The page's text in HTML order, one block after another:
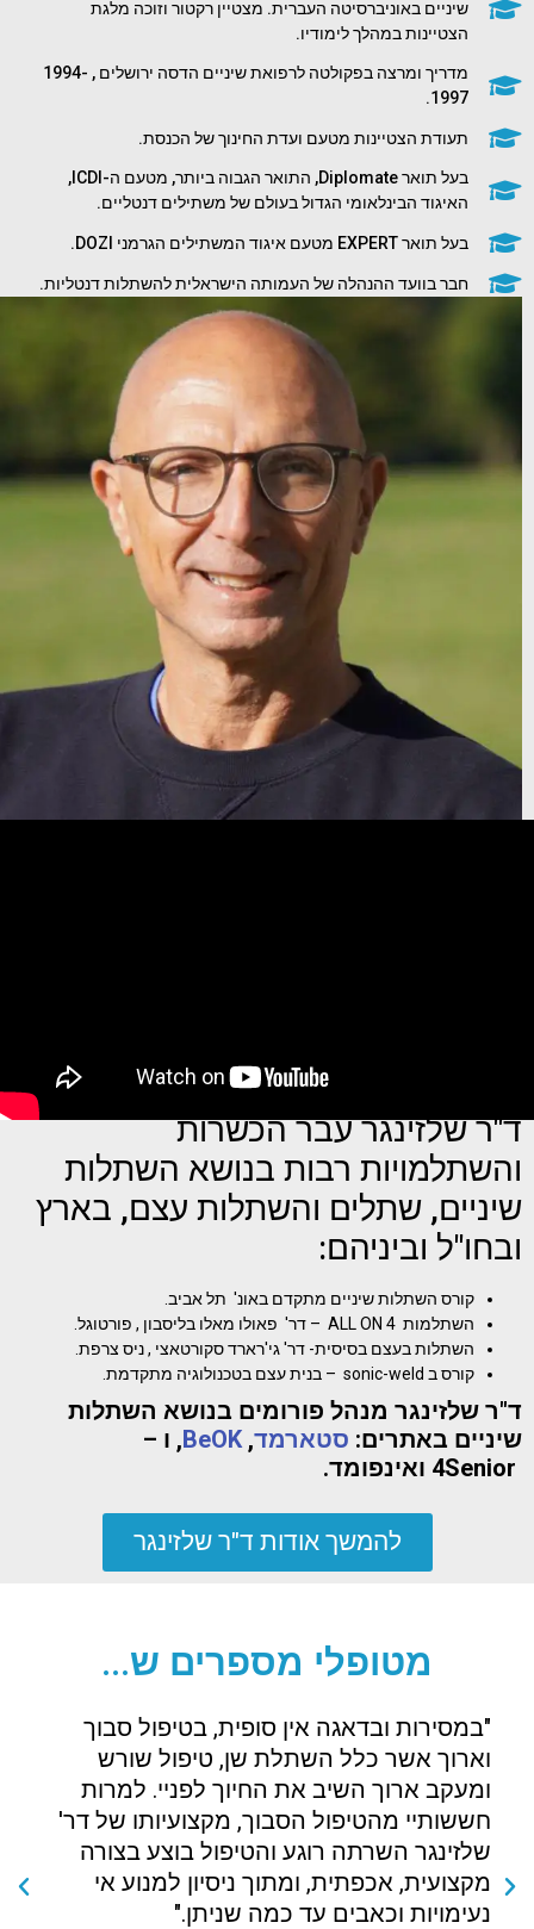
שיניים באוניברסיטה העברית. מצטיין רקטור וזוכה מלגת
הצטיינות במהלך לימודיו.
מדריך ומרצה בפקולטה לרפואת שיניים הדסה ירושלים , 1994-
1997.
תעודת הצטיינות מטעם ועדת החינוך של הכנסת.
האיגוד הבינלאומי הגדול בעולם של משתילים דנטליים.
בעל תואר EXPERT מטעם איגוד המשתילים הגרמני DOZI.
חבר בוועד ההנהלה של העמותה הישראלית להשתלות דנטליות.
ד"ר שלזינגר עבר הכשרות
והשתלמויות רבות בנושא השתלות
שיניים, שתלים והשתלות עצם, בארץ
ובחו"ל וביניהם:
קורס השתלות שיניים מתקדם באונ' תל אביב.
השתלמות ALL ON 4 – דר' פאולו מאלו בליסבון , פורטוגל.
השתלות בעצם בסיסית- דר' גי'רארד סקורטאצי , ניס צרפת.
קורס ב sonic-weld – בנית עצם בטכנולוגיה מתקדמת.
ד"ר שלזינגר מנהל פורומים בנושא השתלות
שיניים באתרים: סטארמד,
BeOK, ו –
להמשך אודות ד"ר שלזינגר
מטופלי מספרים ש...
"במסירות ובדאגה אין סופית, בטיפול סבוך
וארוך אשר כלל השתלת שן, טיפול שורש
ומעקב ארוך השיב את החיוך לפניי. למרות
חששותיי מהטיפול הסבוך, מקצועיותו של דר'
שלזינגר השרתה רוגע והטיפול בוצע בצורה
מקצועית, אכפתית, ומתוך ניסיון למנוע אי
נעימויות וכאבים עד כמה שניתן."